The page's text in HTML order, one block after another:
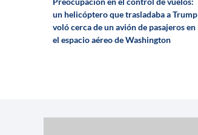
un helicóptero que trasladaba a Trump
voló cerca de un avión de pasajeros en
el espacio aéreo de Washington